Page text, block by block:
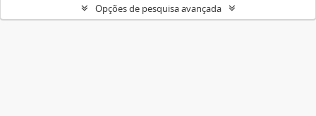
Opções de pesquisa avançada